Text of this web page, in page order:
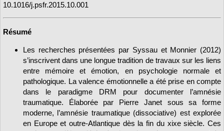
10.1016/j.psfr.2015.10.001
Résumé
Les recherches présentées par Syssau et Monnier (2012)
s’inscrivent dans une longue tradition de travaux sur les liens
entre mémoire et émotion, en psychologie normale et
pathologique. La valence émotionnelle a été prise en compte
dans le paradigme DRM pour documenter l’amnésie
traumatique. Élaborée par Pierre Janet sous sa forme
moderne, l’amnésie traumatique (dissociative) est explorée
en Europe et outre-Atlantique dès la fin du xixe siècle. Ces